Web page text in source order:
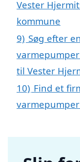
Vester
kommune
9) Søg efter
til Vester
10) Find et